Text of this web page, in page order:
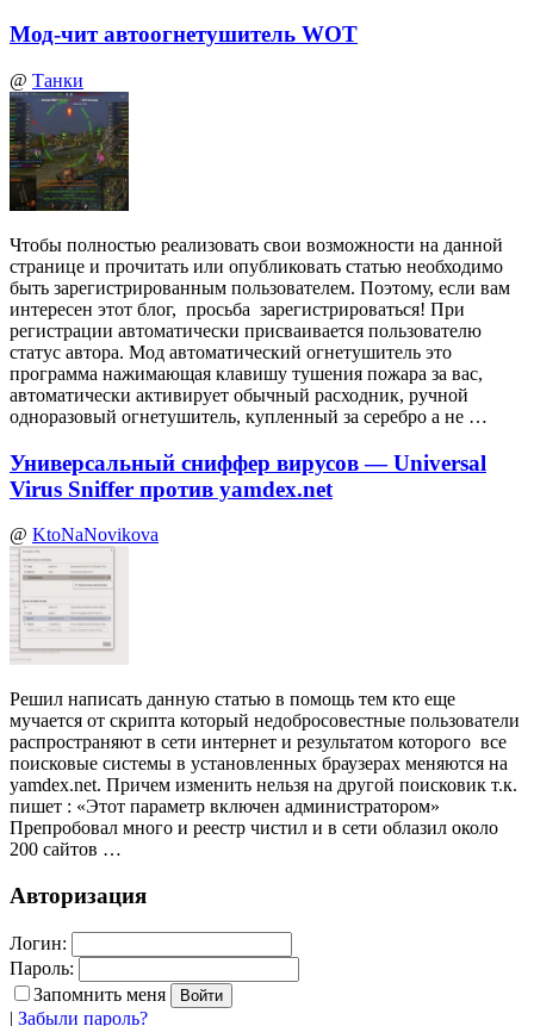
Мод-чит автоогнетушитель WOT
@ Танки
Чтобы полностью реализовать свои возможности на данной
странице и прочитать или опубликовать статью необходимо
быть зарегистрированным пользователем. Поэтому, если вам
интересен этот блог, просьба зарегистрироваться! При
регистрации автоматически присваивается пользователю
статус автора. Мод автоматический огнетушитель это
программа нажимающая клавишу тушения пожара за вас,
автоматически активирует обычный расходник, ручной
одноразовый огнетушитель, купленный за серебро а не …
Универсальный сниффер вирусов — Universal
Virus Sniffer против yamdex.net
@ KtoNaNovikova
Решил написать данную статью в помощь тем кто еще
мучается от скрипта который недобросовестные пользователи
распространяют в сети интернет и результатом которого все
поисковые системы в установленных браузерах меняются на
yamdex.net. Причем изменить нельзя на другой поисковик т.к.
пишет : «Этот параметр включен администратором»
Препробовал много и реестр чистил и в сети облазил около
200 сайтов …
Авторизация
Логин:
Пароль:
Запомнить меня
| Забыли пароль?